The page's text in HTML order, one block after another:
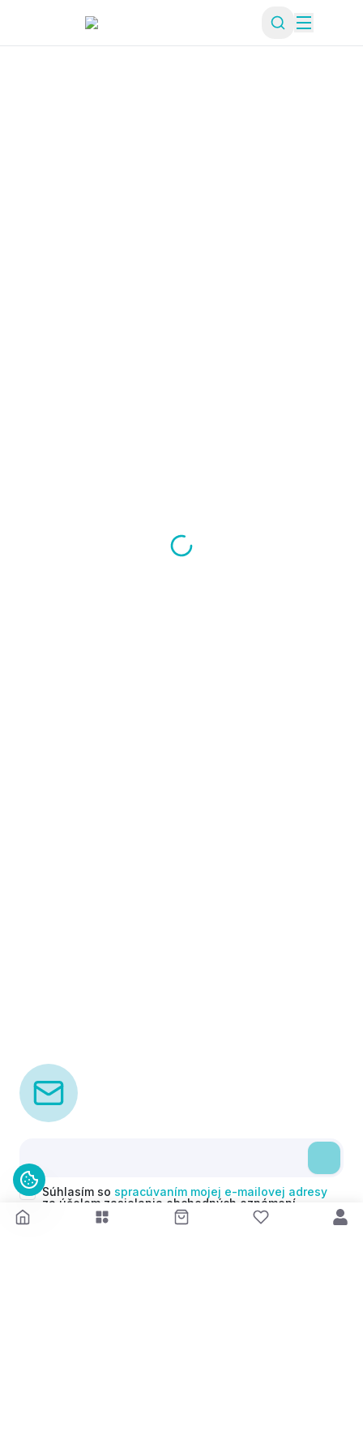
Súhlasím so spracúvaním mojej e-mailovej adresy
za účelom zasielania obchodných oznámení
(newsletterov) v súlade s čl. 6 ods. 1 písm. a)
Nariadenia GDPR. Svoj súhlas môžem kedykoľvek